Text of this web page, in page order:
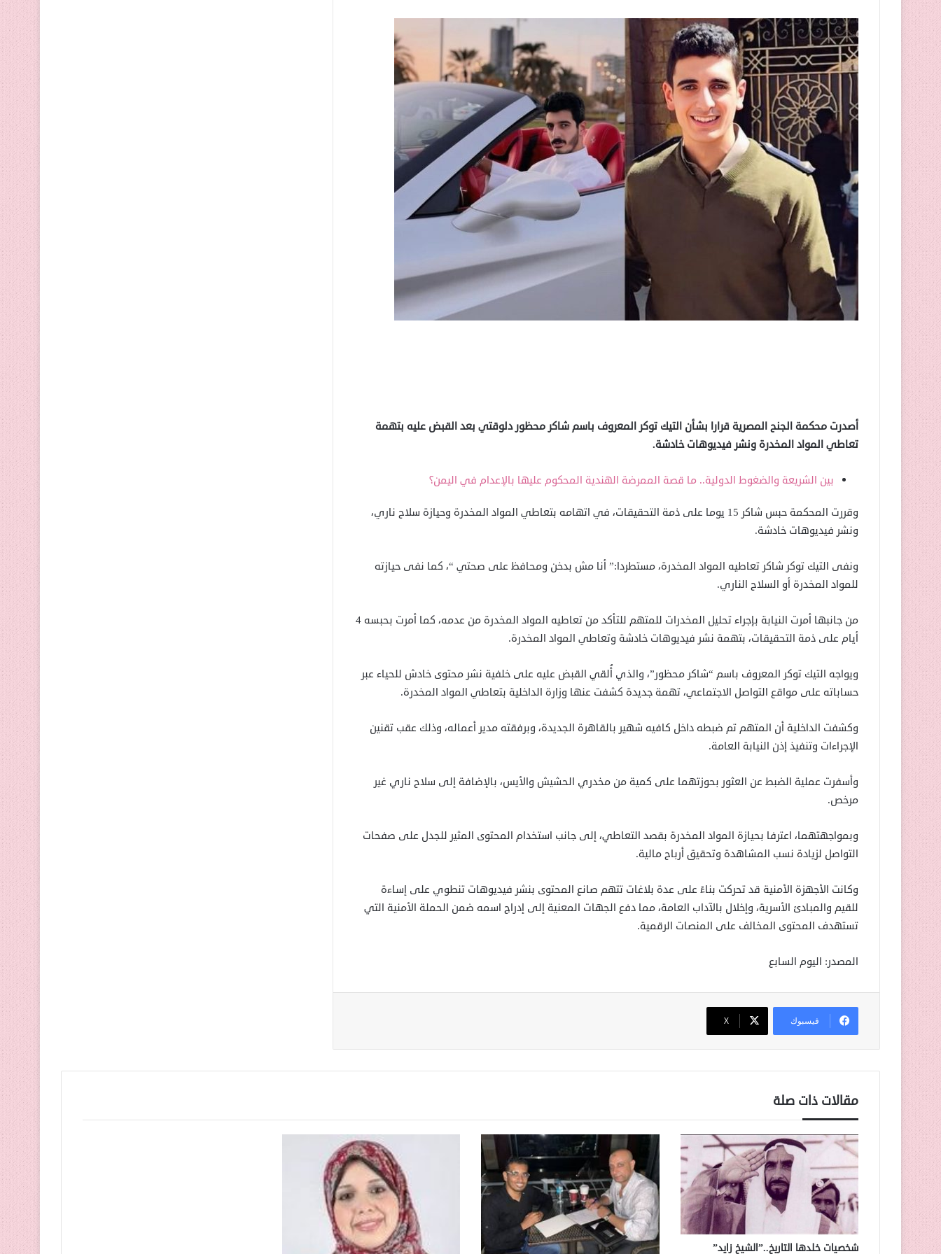
أصدرت محكمة الجنح المصرية قرارا بشأن التيك توكر المعروف باسم شاكر محظور دلوقتي بعد القبض عليه بتهمة
تعاطي المواد المخدرة ونشر فيديوهات خادشة.
بين الشريعة والضغوط الدولية.. ما قصة الممرضة الهندية المحكوم عليها بالإعدام في اليمن؟
وقررت المحكمة حبس شاكر 15 يوما على ذمة التحقيقات، في اتهامه بتعاطي المواد المخدرة وحيازة سلاح ناري،
ونشر فيديوهات خادشة.
ونفى التيك توكر شاكر تعاطيه المواد المخدرة، مستطردا:” أنا مش بدخن ومحافظ على صحتي “، كما نفى حيازته
للمواد المخدرة أو السلاح الناري.
من جانبها أمرت النيابة بإجراء تحليل المخدرات للمتهم للتأكد من تعاطيه المواد المخدرة من عدمه، كما أمرت بحبسه 4
أيام على ذمة التحقيقات، بتهمة نشر فيديوهات خادشة وتعاطي المواد المخدرة.
ويواجه التيك توكر المعروف باسم “شاكر محظور”، والذي أُلقي القبض عليه على خلفية نشر محتوى خادش للحياء عبر
حساباته على مواقع التواصل الاجتماعي، تهمة جديدة كشفت عنها وزارة الداخلية بتعاطي المواد المخدرة.
وكشفت الداخلية أن المتهم تم ضبطه داخل كافيه شهير بالقاهرة الجديدة، وبرفقته مدير أعماله، وذلك عقب تقنين
الإجراءات وتنفيذ إذن النيابة العامة.
وأسفرت عملية الضبط عن العثور بحوزتهما على كمية من مخدري الحشيش والأيس، بالإضافة إلى سلاح ناري غير
مرخص.
وبمواجهتهما، اعترفا بحيازة المواد المخدرة بقصد التعاطي، إلى جانب استخدام المحتوى المثير للجدل على صفحات
التواصل لزيادة نسب المشاهدة وتحقيق أرباح مالية.
وكانت الأجهزة الأمنية قد تحركت بناءً على عدة بلاغات تتهم صانع المحتوى بنشر فيديوهات تنطوي على إساءة
للقيم والمبادئ الأسرية، وإخلال بالآداب العامة، مما دفع الجهات المعنية إلى إدراج اسمه ضمن الحملة الأمنية التي
تستهدف المحتوى المخالف على المنصات الرقمية.
المصدر: اليوم السابع
فيسبوك ‫X
مقالات ذات صلة
شخصيات خلدها التاريخ..”الشيخ زايد”